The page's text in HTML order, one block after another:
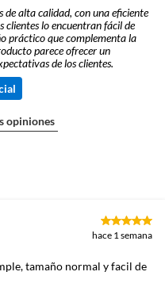
de alta calidad, con una eficiente
clientes lo encuentran fácil de
práctico que complementa la
parece ofrecer un
de los clientes.
opiniones
hace 1 semana
tamaño normal y facil de